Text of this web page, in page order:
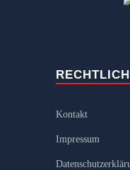
Kontakt
Impressum